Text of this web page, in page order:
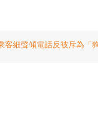
客細聲傾電話反被斥為「